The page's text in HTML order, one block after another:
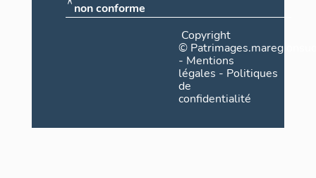
non conforme
Copyright
©
- Mentions
légales - Politiques
de
confidentialité